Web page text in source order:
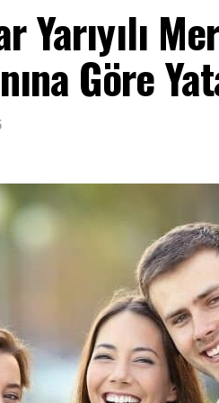
Yarıyılı
Göre